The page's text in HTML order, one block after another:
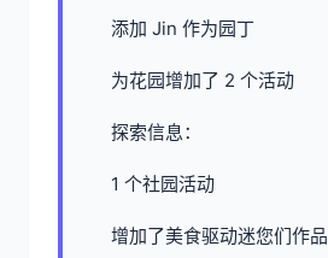
添加 Jin 作为园丁
为花园增加了 2 个活动
探索信息：
1 个社园活动
增加了美食驱动迷您们作品